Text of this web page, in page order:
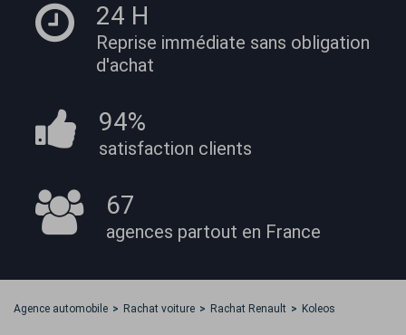
24 H
Reprise immédiate sans obligation
d'achat
94%
satisfaction clients
67
agences partout en France
Agence automobile Rachat voiture Rachat Renault Koleos